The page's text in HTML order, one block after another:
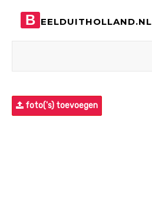
B EELDUITHOLLAND.NL
foto('s) toevoegen